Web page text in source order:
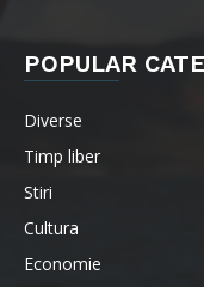
POPULAR
Diverse
Timp liber
Stiri
Cultura
Economie